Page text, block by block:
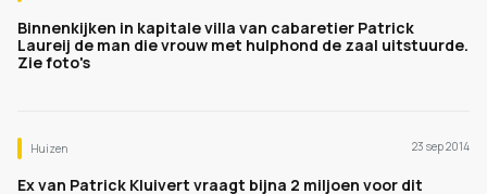
Binnenkijken in kapitale villa van cabaretier Patrick
Laureij de man die vrouw met hulphond de zaal uitstuurde.
Zie foto's
Huizen 23 sep 2014
Ex van Patrick Kluivert vraagt bijna 2 miljoen voor dit